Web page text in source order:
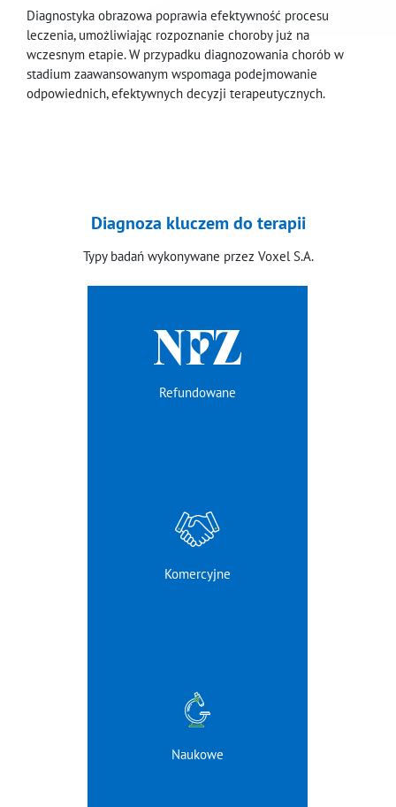
Diagnostyka obrazowa poprawia efektywność procesu
leczenia, umożliwiając rozpoznanie choroby już na
wczesnym etapie. W przypadku diagnozowania chorób w
stadium zaawansowanym wspomaga podejmowanie
odpowiednich, efektywnych decyzji terapeutycznych.
Diagnoza kluczem do terapii
Typy badań wykonywane przez Voxel S.A.
Refundowane
Komercyjne
Naukowe